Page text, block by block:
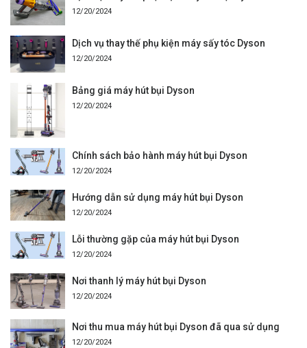
12/20/2024
Dịch vụ thay thế phụ kiện máy sấy tóc Dyson
12/20/2024
Bảng giá máy hút bụi Dyson
12/20/2024
Chính sách bảo hành máy hút bụi Dyson
12/20/2024
Hướng dẫn sử dụng máy hút bụi Dyson
12/20/2024
Lỗi thường gặp của máy hút bụi Dyson
12/20/2024
Nơi thanh lý máy hút bụi Dyson
12/20/2024
Nơi thu mua máy hút bụi Dyson đã qua sử dụng
12/20/2024